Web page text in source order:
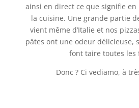
ainsi en direct ce que signifie en
la cuisine. Une grande partie
vient même d’Italie et nos
pâtes ont une odeur délicieuse,
font taire toutes les
Donc ? Ci vediamo, à